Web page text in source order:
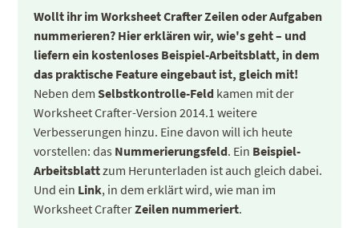
Wollt ihr im Worksheet Crafter Zeilen oder Aufgaben
nummerieren? Hier erklären wir, wie's geht – und
liefern ein kostenloses Beispiel-Arbeitsblatt, in dem
das praktische Feature eingebaut ist, gleich mit!
Neben demSelbstkontrolle-Feld kamen mit der
Worksheet Crafter-Version 2014.1 weitere
Verbesserungen hinzu. Eine davon will ich heute
vorstellen: das Nummerierungsfeld. Ein Beispiel-
Arbeitsblattzum Herunterladen ist auch gleich dabei.
Und ein Link, in dem erklärt wird, wie man im
Worksheet CrafterZeilen nummeriert.